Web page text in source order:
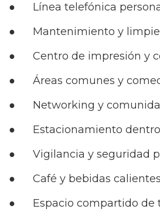
● Línea telefónica
● Mantenimiento y
● Centro de impresión y
● Áreas comunes y
● Networking y
● Estacionamiento dentro
● Vigilancia y seguridad
● Café y bebidas
● Espacio compartido de